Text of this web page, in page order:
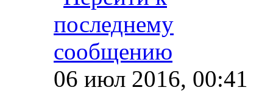
06 июл 2016, 00:41